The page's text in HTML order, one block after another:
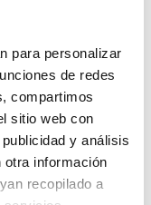
para personalizar
de redes
compartimos
sitio web con
y análisis
otra información
recopilado a